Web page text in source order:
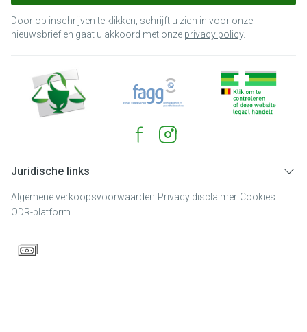
Door op inschrijven te klikken, schrijft u zich in voor onze
nieuwsbrief en gaat u akkoord met onze privacy policy.
Juridische links
Algemene verkoopsvoorwaarden Privacy disclaimer Cookies
ODR-platform